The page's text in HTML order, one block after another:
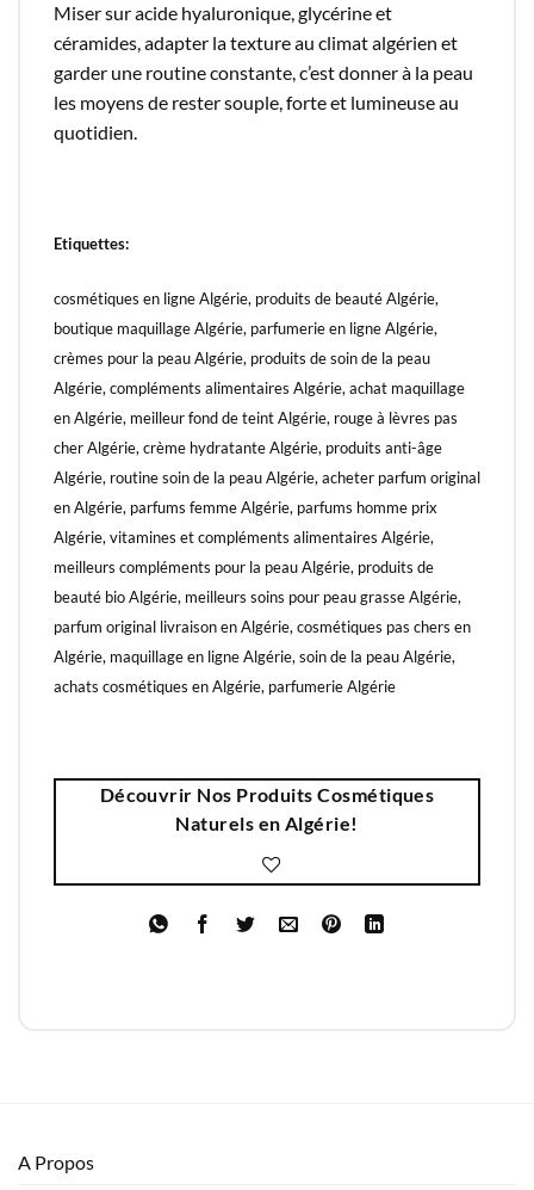
Miser sur acide hyaluronique, glycérine et
céramides, adapter la texture au climat algérien et
garder une routine constante, c’est donner à la peau
les moyens de rester souple, forte et lumineuse au
quotidien.​
Etiquettes:
cosmétiques en ligne Algérie, produits de beauté Algérie,
boutique maquillage Algérie, parfumerie en ligne Algérie,
crèmes pour la peau Algérie, produits de soin de la peau
Algérie, compléments alimentaires Algérie, achat maquillage
en Algérie, meilleur fond de teint Algérie, rouge à lèvres pas
cher Algérie, crème hydratante Algérie, produits anti-âge
Algérie, routine soin de la peau Algérie, acheter parfum original
en Algérie, parfums femme Algérie, parfums homme prix
Algérie, vitamines et compléments alimentaires Algérie,
meilleurs compléments pour la peau Algérie, produits de
beauté bio Algérie, meilleurs soins pour peau grasse Algérie,
parfum original livraison en Algérie, cosmétiques pas chers en
Algérie, maquillage en ligne Algérie, soin de la peau Algérie,
achats cosmétiques en Algérie, parfumerie Algérie
Découvrir Nos Produits Cosmétiques
Naturels en Algérie!
A Propos